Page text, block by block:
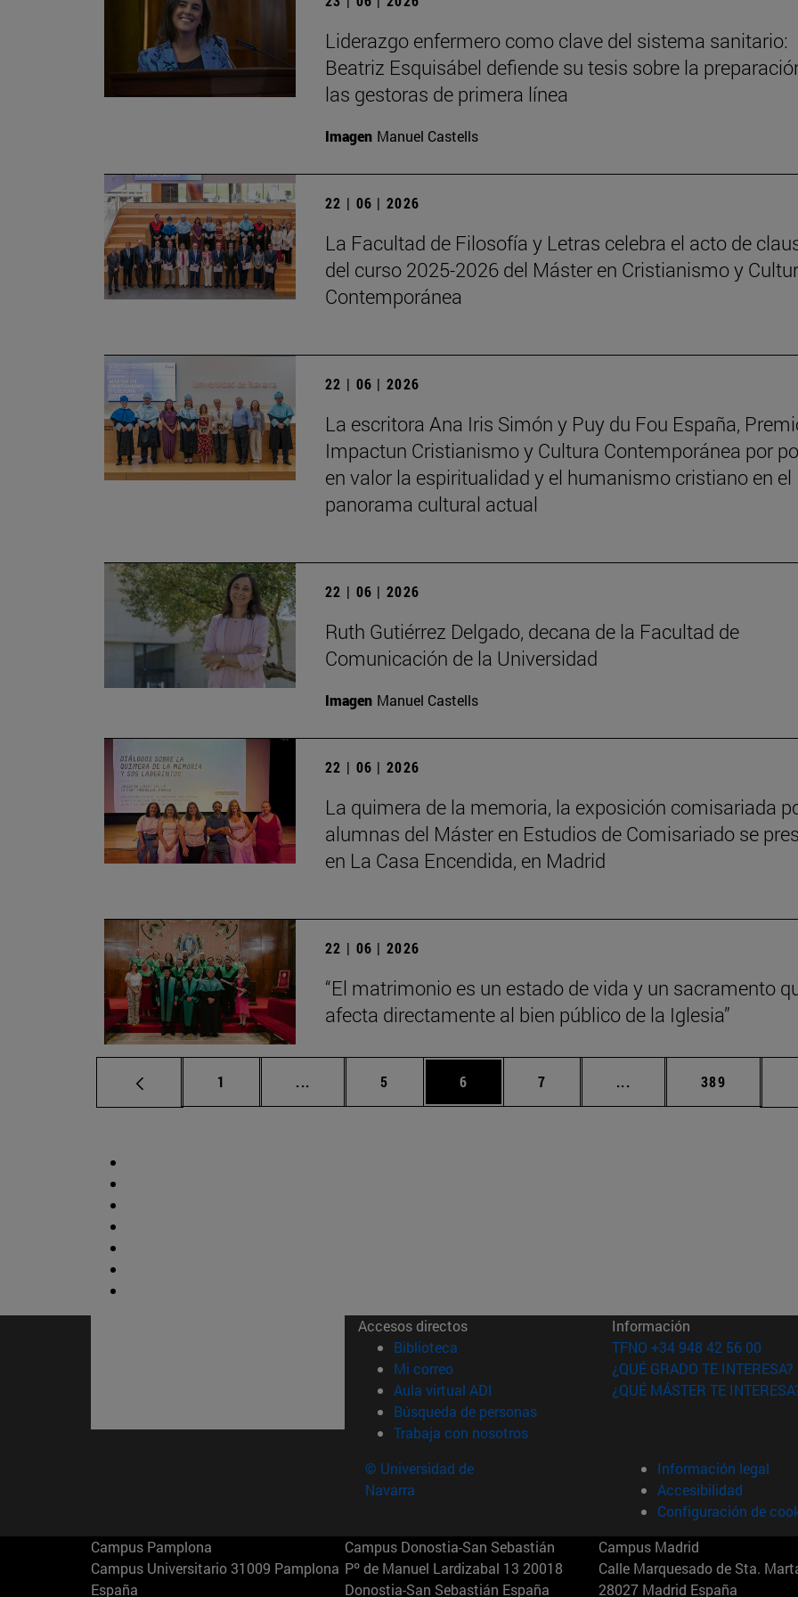
Liderazgo enfermero como clave del sistema sanitario:
Beatriz Esquisábel defiende su tesis sobre la
las gestoras de primera línea
Imagen Manuel Castells
22 | 06 | 2026
La Facultad de Filosofía y Letras celebra el acto de
del curso 2025-2026 del Máster en Cristianismo y
Contemporánea
22 | 06 | 2026
La escritora Ana Iris Simón y Puy du Fou España,
Impactun Cristianismo y Cultura Contemporánea por
en valor la espiritualidad y el humanismo cristiano en el
panorama cultural actual
22 | 06 | 2026
Ruth Gutiérrez Delgado, decana de la Facultad de
Comunicación de la Universidad
Imagen Manuel Castells
22 | 06 | 2026
La quimera de la memoria, la exposición comisariada
alumnas del Máster en Estudios de Comisariado se
en La Casa Encendida, en Madrid
22 | 06 | 2026
“El matrimonio es un estado de vida y un sacramento
afecta directamente al bien público de la Iglesia”
Página
1 ... Páginas intermedias Use TAB para desplazarse.
Página
5 Página
6 Página
7 ... Páginas intermedias
Página
389
Accesos directos
Biblioteca (abre en nueva ventana)
Mi correo(abre en nueva ventana)
Aula virtual ADI (abre en nueva ventana)
Búsqueda de personas(abre en nueva ventana)
Trabaja con nosotros(abre en nueva ventana)
Información
TFNO +34 948 42 56 00
¿QUÉ GRADO TE INTERESA?
¿QUÉ MÁSTER TE
© Universidad de
Navarra
Información legal
Accesibilidad
Configuración de
Campus Pamplona
Campus Universitario 31009 Pamplona
España
Campus Donostia-San Sebastián
Pº de Manuel Lardizabal 13 20018
Donostia-San Sebastián España
Campus Madrid
Calle Marquesado de Sta.
28027 Madrid España